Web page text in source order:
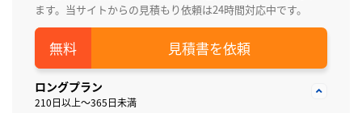
ます。当サイトからの見積もり依頼は24時間対応中です。
見積書を依頼
ロングプラン
210日以上～365日未満